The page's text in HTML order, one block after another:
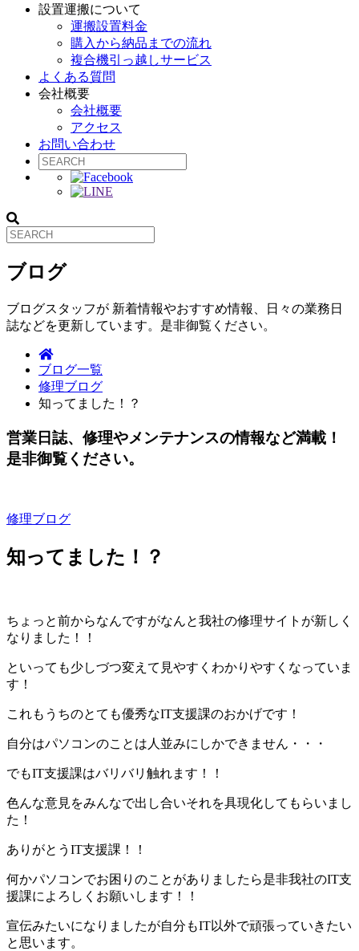
設置運搬について
運搬設置料金
購入から納品までの流れ
複合機引っ越しサービス
よくある質問
会社概要
会社概要
アクセス
お問い合わせ
ブログ
ブログスタッフが 新着情報やおすすめ情報、日々の業務日
誌などを更新しています。是非御覧ください。
ブログ一覧
修理ブログ
知ってました！？
営業日誌、修理やメンテナンスの情報など満載！
是非御覧ください。
修理ブログ
知ってました！？
ちょっと前からなんですがなんと我社の修理サイトが新しく
なりました！！
といっても少しづつ変えて見やすくわかりやすくなっていま
す！
これもうちのとても優秀なIT支援課のおかげです！
自分はパソコンのことは人並みにしかできません・・・
でもIT支援課はバリバリ触れます！！
色んな意見をみんなで出し合いそれを具現化してもらいまし
た！
ありがとうIT支援課！！
何かパソコンでお困りのことがありましたら是非我社のIT支
援課によろしくお願いします！！
宣伝みたいになりましたが自分もIT以外で頑張っていきたい
と思います。